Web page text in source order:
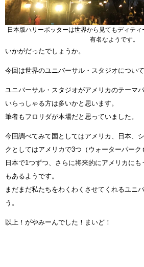
日本版ハリーポッターは世界から見てもディテ
有名なようです。
いかがだったでしょうか。
今回は世界のユニバーサル・スタジオについ
ユニバーサル・スタジオがアメリカのテーマ
いらっしゃる方は多いかと思います。
筆者もフロリダが本場だと思っていました。
今回調べてみて国としてはアメリカ、日本、
クとしてはアメリカで3つ（ウォーターパーク
日本で1つずつ、さらに将来的にアメリカに
もあるようです。
まだまだ私たちをわくわくさせてくれるユニ
う。
以上！がやみーんでした！まいど！